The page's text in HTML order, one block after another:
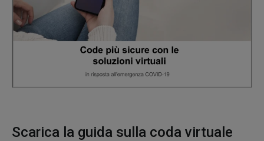
Scarica la guida sulla coda virtuale